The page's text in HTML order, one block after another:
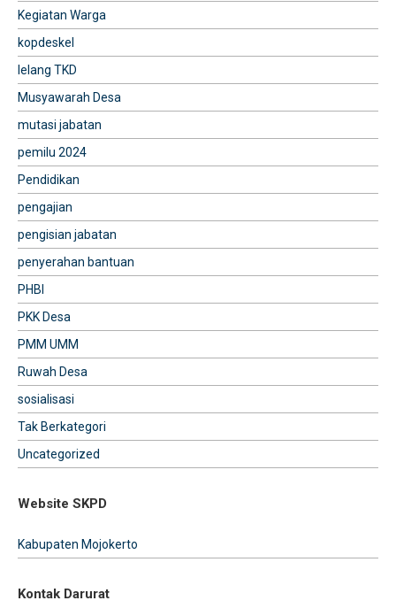
Kegiatan Warga
kopdeskel
lelang TKD
Musyawarah Desa
mutasi jabatan
pemilu 2024
Pendidikan
pengajian
pengisian jabatan
penyerahan bantuan
PHBI
PKK Desa
PMM UMM
Ruwah Desa
sosialisasi
Tak Berkategori
Uncategorized
Website SKPD
Kabupaten Mojokerto
Kontak Darurat